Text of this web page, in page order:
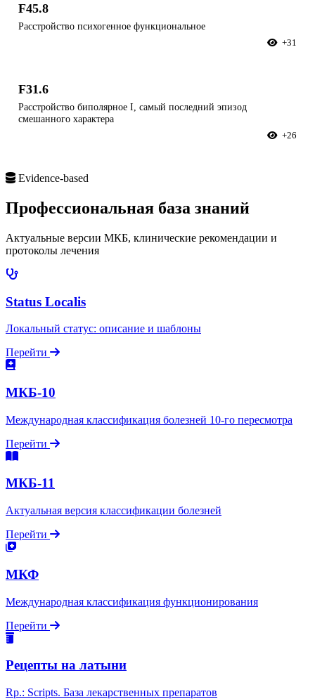
F45.8
Расстройство психогенное функциональное
+31
F31.6
Расстройство биполярное I, самый последний эпизод
смешанного характера
+26
Evidence-based
Профессиональная база знаний
Актуальные версии МКБ, клинические рекомендации и
протоколы лечения
Status Localis
Локальный статус: описание и шаблоны
Перейти
МКБ-10
Международная классификация болезней 10-го пересмотра
Перейти
МКБ-11
Актуальная версия классификации болезней
Перейти
МКФ
Международная классификация функционирования
Перейти
Рецепты на латыни
Rp.: Scripts. База лекарственных препаратов